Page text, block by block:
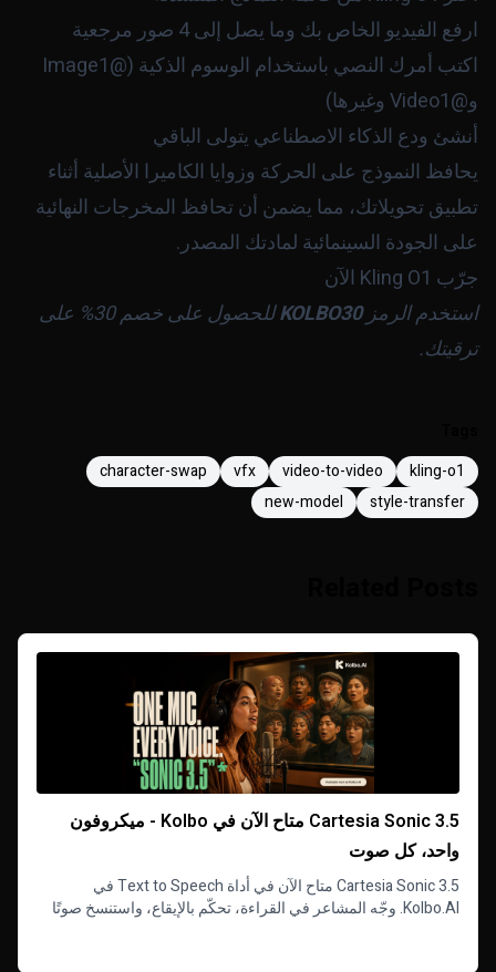
ارفع الفيديو الخاص بك وما يصل إلى 4 صور مرجعية
اكتب أمرك النصي باستخدام الوسوم الذكية (@Image1
و@Video1
وغيرها)
أنشئ ودع الذكاء الاصطناعي يتولى الباقي
يحافظ النموذج على الحركة وزوايا الكاميرا الأصلية أثناء
تطبيق تحويلاتك، مما يضمن أن تحافظ المخرجات النهائية
على الجودة السينمائية لمادتك المصدر.
جرّب Kling O1 الآن
استخدم الرمزKOLBO30
للحصول على خصم 30% على
ترقيتك.
kling-o1
video-to-video
vfx
character-swap
style-transfer
new-model
Cartesia Sonic 3.5 متاح الآن في Kolbo - ميكروفون
واحد، كل صوت
Cartesia Sonic 3.5 متاح الآن في أداة Text to Speech في
Kolbo.AI. وجّه المشاعر في القراءة، تحكّم بالإيقاع، واستنسخ صوتًا